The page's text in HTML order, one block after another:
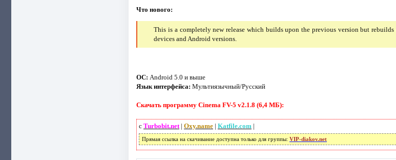
Что нового:
This is a completely new release which builds upon the previous version but rebuilds
devices and Android versions.
ОС: Android 5.0 и выше
Язык интерфейса: Mультиязычный/Русский
Скачать программу Cinema FV-5 v2.1.8 (6,4 МБ):
с Turbobit.net| Oxy.name| Katfile.com|
Прямая ссылка на скачивание доступна только для группы: VIP-diakov.net